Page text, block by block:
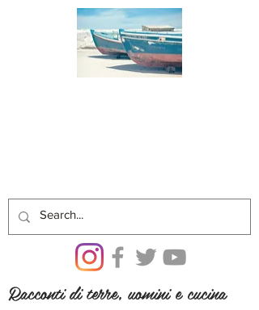
Racconti di terre, uomini e cucina